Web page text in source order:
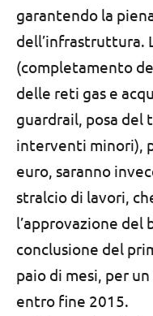
garantendo la
dell’infrastruttura.
(completamento
delle reti gas e
guardrail, posa del
interventi minori),
euro, saranno
stralcio di lavori,
l’approvazione del
conclusione del
paio di mesi, per
entro fine 2015.